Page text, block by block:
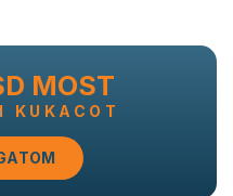
MOST
KUKACOT